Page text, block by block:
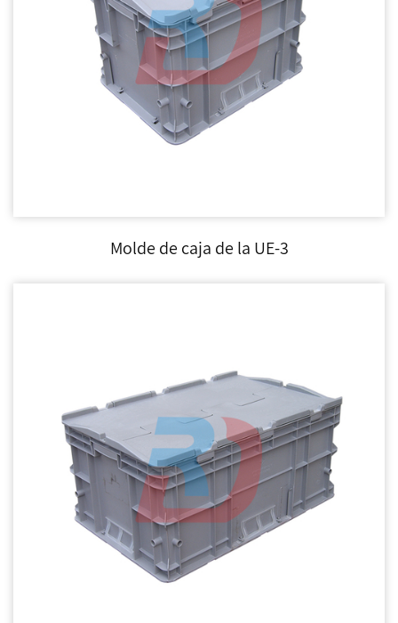
Molde de caja de la UE-3